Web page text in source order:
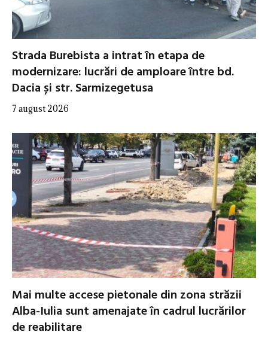
Strada Burebista a intrat în etapa de
modernizare: lucrări de amploare între bd.
Dacia și str. Sarmizegetusa
7 august 2026
Mai multe accese pietonale din zona străzii
Alba-Iulia sunt amenajate în cadrul lucrărilor
de reabilitare